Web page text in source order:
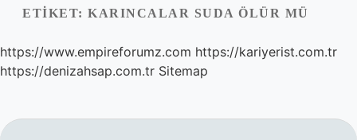
Yasal Uyarı
Hakkımızda
ETIKET: KARINCALAR SUDA ÖLÜR MÜ
https://www.empireforumz.com https://kariyerist.com.tr
https://denizahsap.com.tr Sitemap